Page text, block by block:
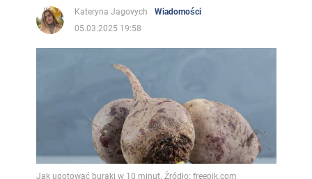
Kateryna Jagovych
Wiadomości
05.03.2025 19:58
Jak ugotować buraki w 10 minut. Źródło: freepik.com